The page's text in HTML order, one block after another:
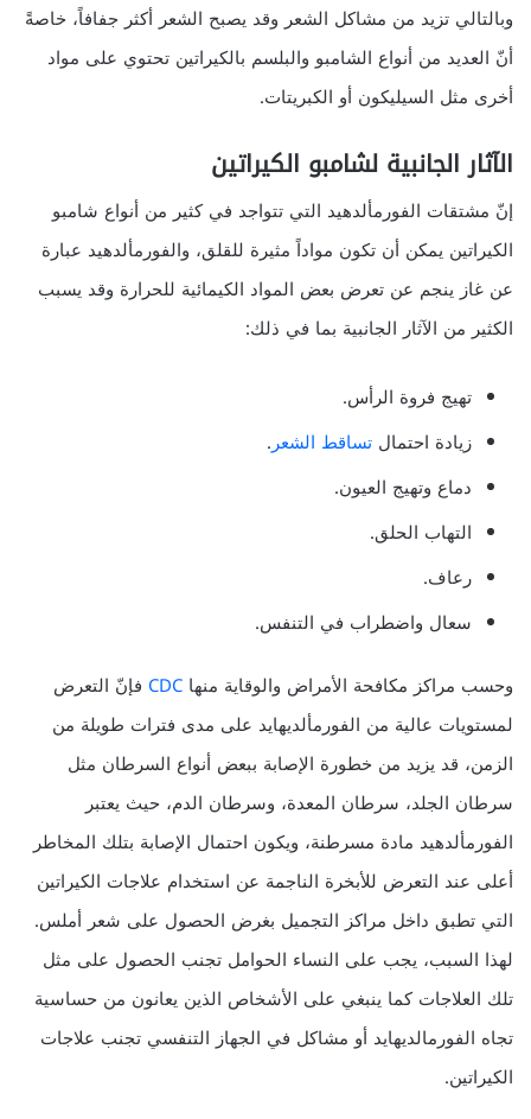
وبالتالي تزيد من مشاكل الشعر وقد يصبح الشعر أكثر جفافاً، خاصةً
أنّ العديد من أنواع الشامبو والبلسم بالكيراتين تحتوي على مواد
أخرى مثل السيليكون أو الكبريتات.
الآثار الجانبية لشامبو الكيراتين
إنّ مشتقات الفورمألدهيد التي تتواجد في كثير من أنواع شامبو
الكيراتين يمكن أن تكون مواداً مثيرة للقلق، والفورمألدهيد عبارة
عن غاز ينجم عن تعرض بعض المواد الكيمائية للحرارة وقد يسبب
الكثير من الآثار الجانبية بما في ذلك:
تهيج فروة الرأس.
زيادة احتمال تساقط الشعر.
دماع وتهيج العيون.
التهاب الحلق.
رعاف.
سعال واضطراب في التنفس.
وحسب مراكز مكافحة الأمراض والوقاية منها CDC فإنّ التعرض
لمستويات عالية من الفورمألديهايد على مدى فترات طويلة من
الزمن، قد يزيد من خطورة الإصابة ببعض أنواع السرطان مثل
سرطان الجلد، سرطان المعدة، وسرطان الدم، حيث يعتبر
الفورمألدهيد مادة مسرطنة، ويكون احتمال الإصابة بتلك المخاطر
أعلى عند التعرض للأبخرة الناجمة عن استخدام علاجات الكيراتين
التي تطبق داخل مراكز التجميل بغرض الحصول على شعر أملس.
لهذا السبب، يجب على النساء الحوامل تجنب الحصول على مثل
تلك العلاجات كما ينبغي على الأشخاص الذين يعانون من حساسية
تجاه الفورمالديهايد أو مشاكل في الجهاز التنفسي تجنب علاجات
الكيراتين.